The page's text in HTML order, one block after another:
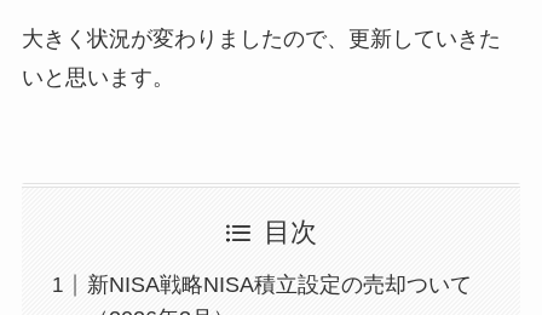
大きく状況が変わりましたので、更新していきた
いと思います。
目次
新NISA戦略NISA積立設定の売却ついて